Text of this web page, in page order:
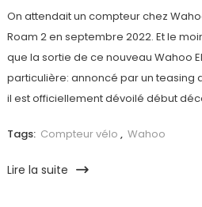
On attendait un compteur chez
Roam 2 en septembre 2022. Et le
que la sortie de ce nouveau Wahoo
particulière: annoncé par un teasing
il est officiellement dévoilé début
Tags: Compteur vélo , Wahoo
Lire la suite